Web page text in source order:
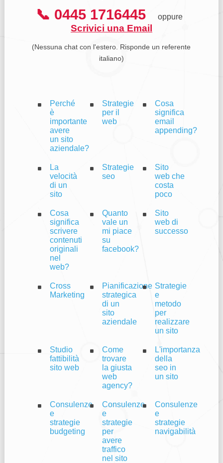
📞 0445 1716445 oppure
Scrivici una Email
(Nessuna chat con l'estero. Risponde un referente
italiano)
Perché
è
importante
avere
un sito
aziendale?
Strategie
per il
web
Cosa
significa
email
appending?
La
velocità
di un
sito
Strategie
seo
Sito
web che
costa
poco
Cosa
significa
scrivere
contenuti
originali
nel
web?
Quanto
vale un
mi piace
su
facebook?
Sito
web di
successo
Cross
Marketing
Pianificazione
strategica
di un
sito
aziendale
Strategie
e
metodo
per
realizzare
un sito
Studio
fattibilità
sito web
Come
trovare
la giusta
web
agency?
L'importanza
della
seo in
un sito
Consulenze
e
strategie
budgeting
Consulenze
e
strategie
per
avere
traffico
nel sito
Consulenze
e
strategie
navigabilità